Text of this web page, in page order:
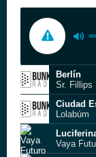
Berlín
Sr. Fillips
Ciudad
Lolabúm
Vaya